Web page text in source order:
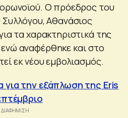
Ο πρόεδρος του
Συλλόγου, Αθανάσιος
τα χαρακτηριστικά της
αναφέρθηκε και στο
εκ νέου εμβολιασμός.
την εξάπλωση της Eris